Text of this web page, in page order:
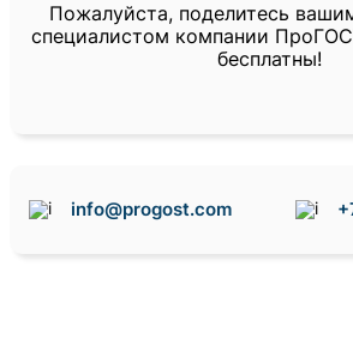
Пожалуйста, поделитесь
специалистом компании
бесплатны!
info@progost.com